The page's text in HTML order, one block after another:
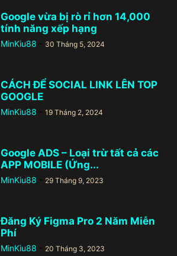
Google vừa bị rò rỉ hơn 14,000
tính năng xếp hạng
MinKiu88 30 Tháng 5, 2024
CÁCH ĐỂ SOCIAL LINK LÊN TOP
GOOGLE
MinKiu88 19 Tháng 2, 2024
Google ADS – Loại trừ tất cả các
APP MOBILE (Ứng...
MinKiu88 29 Tháng 9, 2023
Đăng Ký Figma Pro 2 Năm Miễn
Phí
MinKiu88 20 Tháng 3, 2023